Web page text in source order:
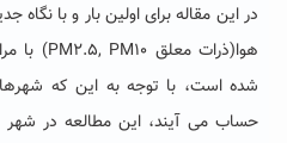
این مقاله برای اولین بار و با نگاه جدیدی
است، با توجه به این که شهرهای